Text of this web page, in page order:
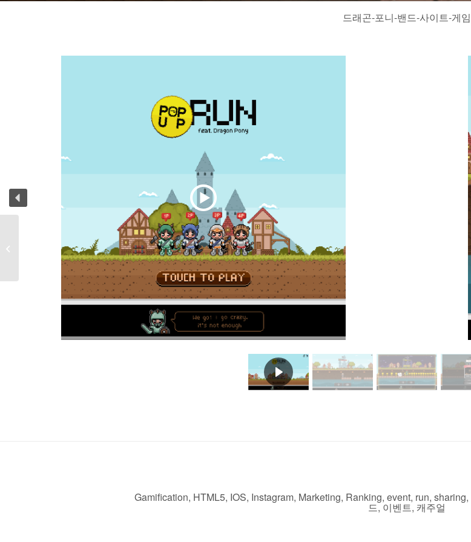
드래곤-포니-밴드-사이트-게임
Gamification, HTML5, IOS, Instagram, Marketing, Ranking, event, run, sharing,
드,이벤트, 캐주얼
간호학-교육용-타이쿤-